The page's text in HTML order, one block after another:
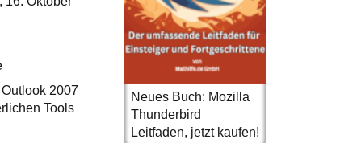
2007
Tools
Neues Buch: Mozilla
Thunderbird
Leitfaden, jetzt kaufen!